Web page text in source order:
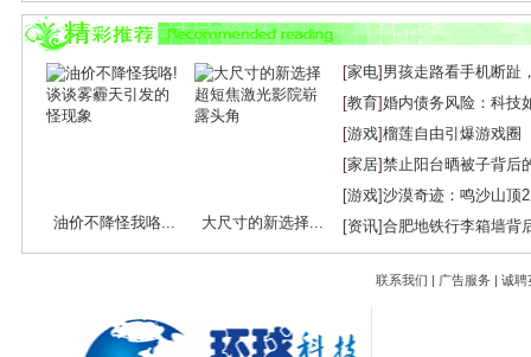
下一篇：海信CES发布全新一代RGB-MiniLED...
油价不降怪我咯... 大尺寸的新选择...
[家电] 男孩走路看手机断趾
[教育]婚内债务风险：科技
[游戏]榴莲自由引爆游戏圈
[家居]禁止阳台晒被子背后
[游戏]沙漠奇迹：鸣沙山顶
[资讯]合肥地铁行李箱墙背
联系我们 | 广告服务 | 诚聘